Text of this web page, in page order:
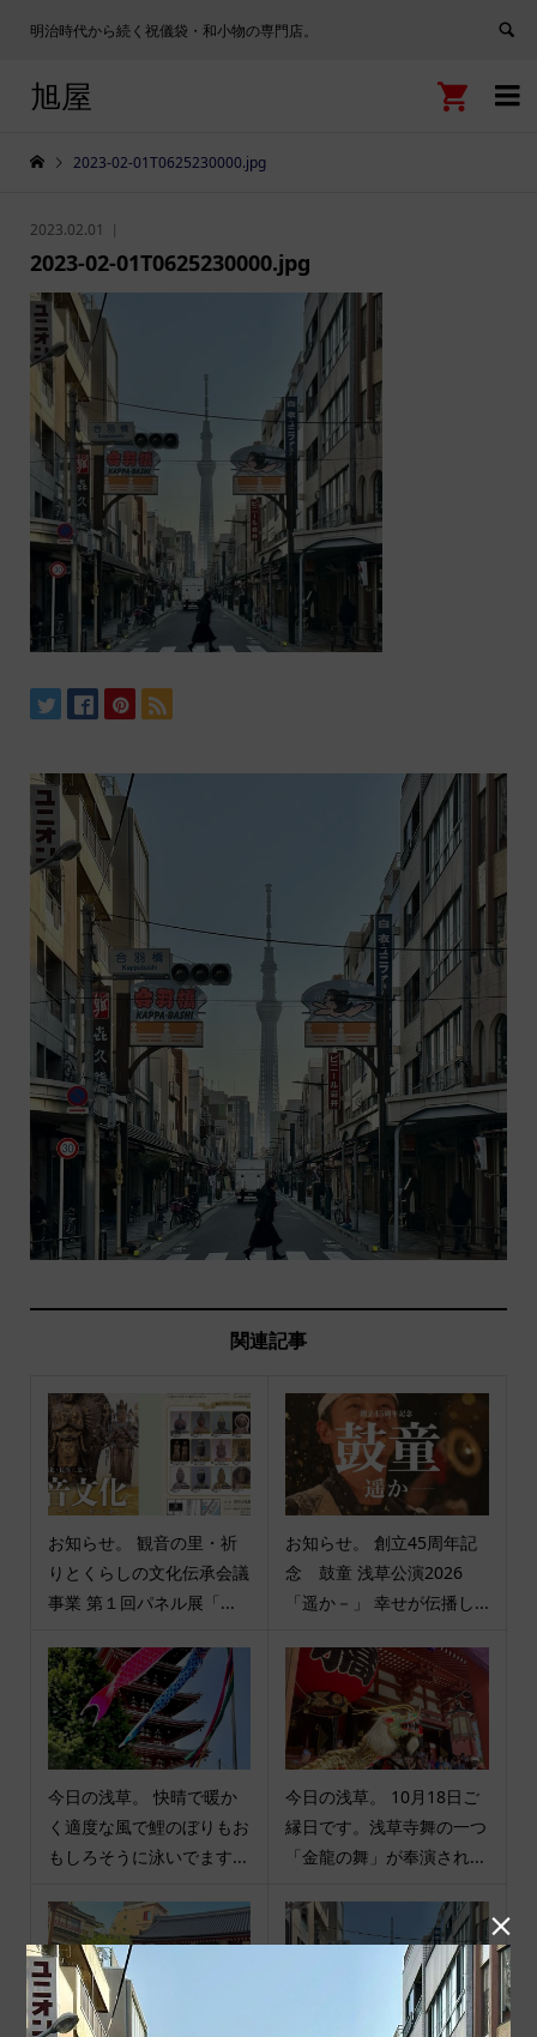
明治時代から続く祝儀袋・和小物の専門店。

旭屋 
2023-02-01T0625230000.jpg
2023.02.01
2023-02-01T0625230000.jpg
関連記事
お知らせ。 観音の里・祈
りとくらしの文化伝承会議
事業 第１回パネル展「...
お知らせ。 創立45周年記
念 鼓童 浅草公演2026
「遥か－」 幸せが伝播し...
今日の浅草。 快晴で暖か
く適度な風で鯉のぼりもお
もしろそうに泳いでます...
今日の浅草。 10月18日ご
縁日です。浅草寺舞の一つ
「金龍の舞」が奉演され...
